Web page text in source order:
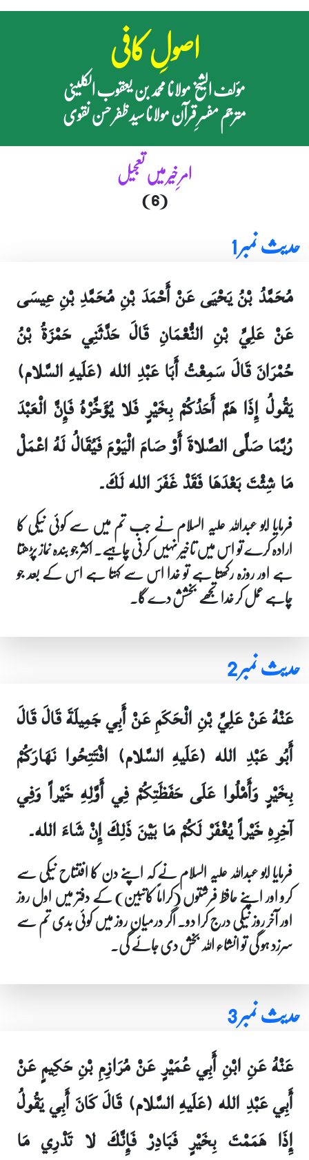
اصولِ کافی
مؤلف الشیخ مولانا محمد بن یعقوب الکلینی
مترجم مفسرِ قرآن مولانا سید ظفر حسن نقوی
امرِ خیر میں تعجیل
(6)
حدیث نمبر 1
مُحَمَّدُ بْنُ يَحْيَى عَنْ أَحْمَدَ بْنِ مُحَمَّدِ بْنِ عِيسَى
عَنْ عَلِيِّ بْنِ النُّعْمَانِ قَالَ حَدَّثَنِي حَمْزَةُ بْنُ
حُمْرَانَ قَالَ سَمِعْتُ أَبَا عَبْدِ الله (عَلَيهِ السَّلام)
يَقُولُ إِذَا هَمَّ أَحَدُكُمْ بِخَيْرٍ فَلا يُؤَخِّرْهُ فَإِنَّ الْعَبْدَ
رُبَّمَا صَلَّى الصَّلاةَ أَوْ صَامَ الْيَوْمَ فَيُقَالُ لَهُ اعْمَلْ
مَا شِئْتَ بَعْدَهَا فَقَدْ غَفَرَ الله لَكَ۔
فرمایا ابو عبداللہ علیہ السلام نے جب تم میں سے کوئی نیکی کا
ارادہ کرے تو اس میں تاخیر نہیں کرنی چاہیے۔ اکثر جو بندہ نماز پڑھتا
ہے اور روزہ رکھتا ہے تو خدا اس سے کہتا ہے اس کے بعد جو
چاہے عمل کر خدا تجھے بخشش دے گا۔
حدیث نمبر 2
عَنْهُ عَنْ عَلِيِّ بْنِ الْحَكَمِ عَنْ أَبِي جَمِيلَةَ قَالَ قَالَ
أَبُو عَبْدِ الله (عَلَيهِ السَّلام) افْتَتِحُوا نَهَارَكُمْ
بِخَيْرٍ وَأَمْلُوا عَلَى حَفَظَتِكُمْ فِي أَوَّلِهِ خَيْراً وَفِي
آخِرِهِ خَيْراً يُغْفَرْ لَكُمْ مَا بَيْنَ ذَلِكَ إِنْ شَاءَ الله۔
فرمایا ابو عبداللہ علیہ السلام نے کہ اپنے دن کا افتتاح نیکی سے
کرو اور اپنے حافظ فرشتوں (کراماً کاتبین) کے دفتر میں اول روز
اور آخر روز نیکی درج کرا دو۔ اگر درمیان روز میں کوئی بدی تم سے
سرزد ہو گی تو انشاء اللہ بخش دی جائے گی۔
حدیث نمبر 3
عَنْهُ عَنِ ابْنِ أَبِي عُمَيْرٍ عَنْ مُرَازِمِ بْنِ حَكِيمٍ عَنْ
أَبِي عَبْدِ الله (عَلَيهِ السَّلام) قَالَ كَانَ أَبِي يَقُولُ
إِذَا هَمَمْتَ بِخَيْرٍ فَبَادِرْ فَإِنَّكَ لا تَدْرِي مَا